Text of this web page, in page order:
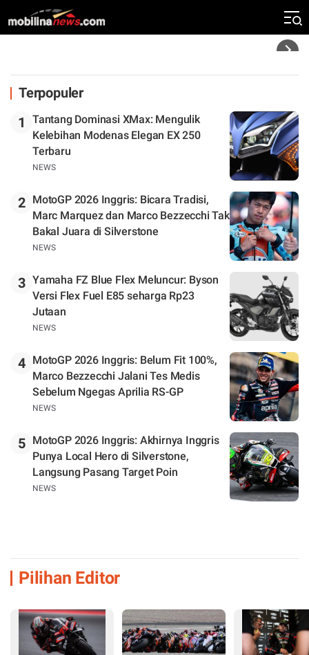
Rekor Kecepatan Silverstone!
Terpopuler
1
Tantang Dominasi XMax: Mengulik
Kelebihan Modenas Elegan EX 250
Terbaru
NEWS
2
MotoGP 2026 Inggris: Bicara Tradisi,
Marc Marquez dan Marco Bezzecchi Tak
Bakal Juara di Silverstone
NEWS
3 Yamaha FZ Blue Flex Meluncur: Byson
Versi Flex Fuel E85 seharga Rp23
Jutaan
NEWS
4
MotoGP 2026 Inggris: Belum Fit 100%,
Marco Bezzecchi Jalani Tes Medis
Sebelum Ngegas Aprilia RS-GP
NEWS
5
MotoGP 2026 Inggris: Akhirnya Inggris
Punya Local Hero di Silverstone,
Langsung Pasang Target Poin
NEWS
Pilihan Editor